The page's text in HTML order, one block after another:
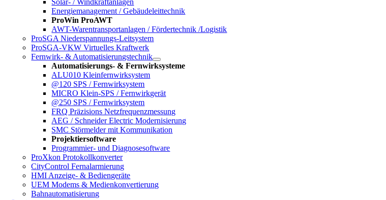
Solar- / Windkraftanlagen
Energiemanagement / Gebäudeleittechnik
ProWin ProAWT
AWT-Warentransportanlagen / Fördertechnik /Logistik
ProSGA Niederspannungs-Leitsystem
ProSGA-VKW Virtuelles Kraftwerk
Fernwirk- & Automatisierungstechnik
Automatisierungs- & Fernwirksysteme
ALU010 Kleinfernwirksystem
@120 SPS / Fernwirksystem
MICRO Klein-SPS / Fernwirkgerät
@250 SPS / Fernwirksystem
FRQ Präzisions Netzfrequenzmessung
AEG / Schneider Electric Modernisierung
SMC Störmelder mit Kommunikation
Projektiersoftware
Programmier- und Diagnosesoftware
ProXkon Protokollkonverter
CityControl Fernalarmierung
HMI Anzeige- & Bediengeräte
UEM Modems & Medienkonvertierung
Bahnautomatisierung